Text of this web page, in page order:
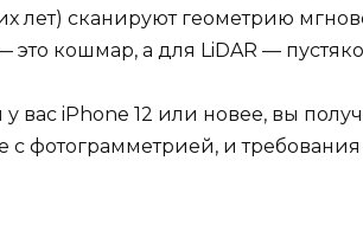
сканируют геометрию
кошмар, а для LiDAR —
iPhone 12 или новее, вы
фотограмметрией, и